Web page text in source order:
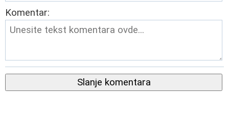
Komentar:
Slanje komentara